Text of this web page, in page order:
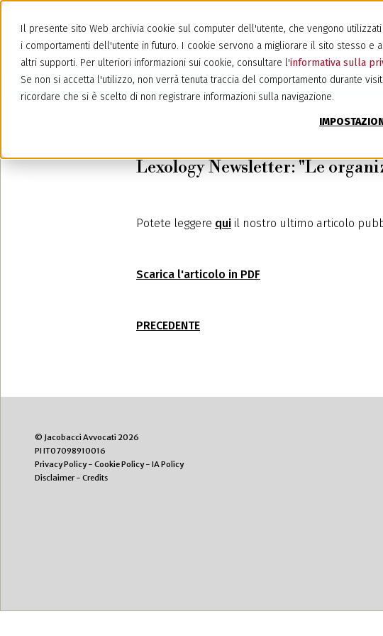
Il presente sito Web archivia cookie sul computer dell'utente, che vengono
i comportamenti dell'utente in futuro. I cookie servono a migliorare il sito stesso e
altri supporti. Per ulteriori informazioni sui cookie, consultare l'informativa sulla
Se non si accetta l'utilizzo, non verrà tenuta traccia del comportamento durante
ricordare che si è scelto di non registrare informazioni sulla navigazione.
Lexology Newsletter: "Le
Potete leggere qui il nostro ultimo articolo
Scarica l'articolo in PDF
PRECEDENTE
© Jacobacci Avvocati 2026
PI IT07098910016
Privacy Policy- Cookie Policy- IA Policy
Disclaimer- Credits